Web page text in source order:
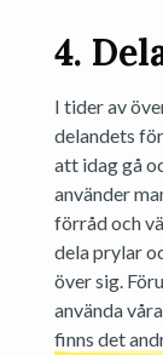
4.
I tider av
delandets
att idag gå
använder
förråd och
dela prylar
över sig.
använda
finns det